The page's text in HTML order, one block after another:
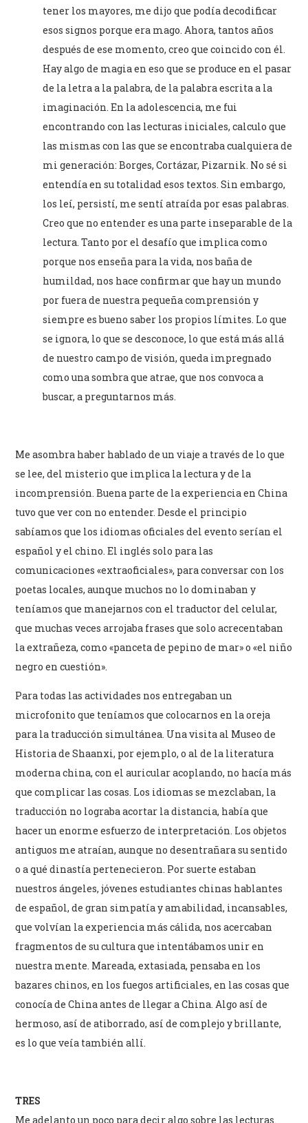
tener los mayores, me dijo que podía decodificar
esos signos porque era mago. Ahora, tantos años
después de ese momento, creo que coincido con él.
Hay algo de magia en eso que se produce en el pasar
de la letra a la palabra, de la palabra escrita a la
imaginación. En la adolescencia, me fui
encontrando con las lecturas iniciales, calculo que
las mismas con las que se encontraba cualquiera de
mi generación: Borges, Cortázar, Pizarnik. No sé si
entendía en su totalidad esos textos. Sin embargo,
los leí, persistí, me sentí atraída por esas palabras.
Creo que no entender es una parte inseparable de la
lectura. Tanto por el desafío que implica como
porque nos enseña para la vida, nos baña de
humildad, nos hace confirmar que hay un mundo
por fuera de nuestra pequeña comprensión y
siempre es bueno saber los propios límites. Lo que
se ignora, lo que se desconoce, lo que está más allá
de nuestro campo de visión, queda impregnado
como una sombra que atrae, que nos convoca a
buscar, a preguntarnos más.
Me asombra haber hablado de un viaje a través de lo que
se lee, del misterio que implica la lectura y de la
incomprensión. Buena parte de la experiencia en China
tuvo que ver con no entender. Desde el principio
sabíamos que los idiomas oficiales del evento serían el
español y el chino. El inglés solo para las
comunicaciones «extraoficiales», para conversar con los
poetas locales, aunque muchos no lo dominaban y
teníamos que manejarnos con el traductor del celular,
que muchas veces arrojaba frases que solo acrecentaban
la extrañeza, como «panceta de pepino de mar» o «el niño
negro en cuestión».
Para todas las actividades nos entregaban un
microfonito que teníamos que colocarnos en la oreja
para la traducción simultánea. Una visita al Museo de
Historia de Shaanxi, por ejemplo, o al de la literatura
moderna china, con el auricular acoplando, no hacía más
que complicar las cosas. Los idiomas se mezclaban, la
traducción no lograba acortar la distancia, había que
hacer un enorme esfuerzo de interpretación. Los objetos
antiguos me atraían, aunque no desentrañara su sentido
o a qué dinastía pertenecieron. Por suerte estaban
nuestros ángeles, jóvenes estudiantes chinas hablantes
de español, de gran simpatía y amabilidad, incansables,
que volvían la experiencia más cálida, nos acercaban
fragmentos de su cultura que intentábamos unir en
nuestra mente. Mareada, extasiada, pensaba en los
bazares chinos, en los fuegos artificiales, en las cosas que
conocía de China antes de llegar a China. Algo así de
hermoso, así de atiborrado, así de complejo y brillante,
es lo que veía también allí.
TRES
Me adelanto un poco para decir algo sobre las lecturas.